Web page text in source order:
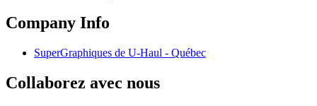
Company Info
SuperGraphiques de U-Haul - Québec
Collaborez avec nous